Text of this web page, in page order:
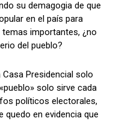
su demagogia de que
en el país para
importantes, ¿no
del pueblo?
Presidencial solo
solo sirve cada
políticos electorales,
quedo en evidencia que